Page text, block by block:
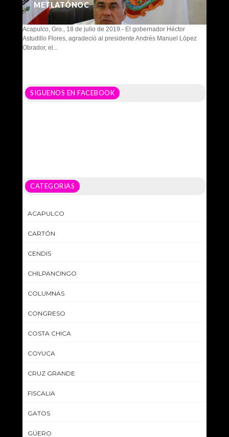
METLATÓNOC
Acapulco, Gro., 18 de julio de 2019.- El gobernador Héctor
Astudillo Flores, agradeció al presidente Andrés Manuel López
Obrador, el...
SIGUENOS EN FACEBOOK
CATEGORIAS
ACAPULCO
CARTÓN
CENDIS
CHILPANCINGO
COLUMNAS
CONGRESO
COSTA CHICA
COYUCA
CRUZ GRANDE
FISCALIA
GATOS
GÜERO